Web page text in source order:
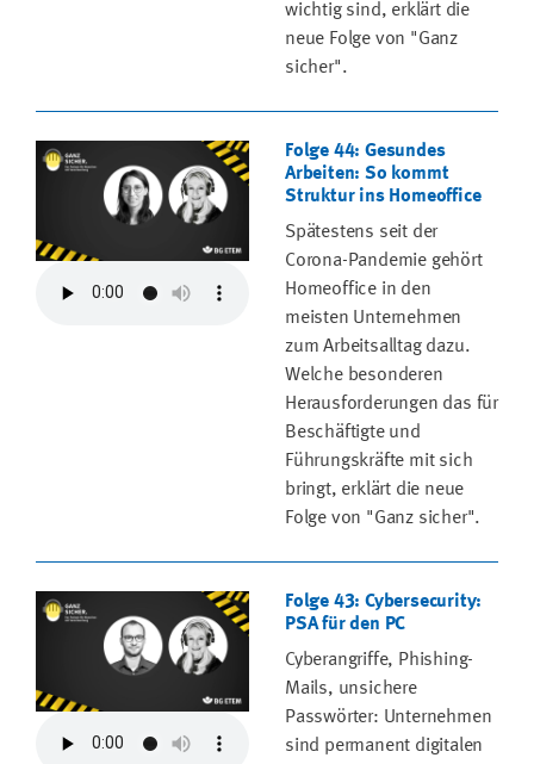
wichtig sind, erklärt die
neue Folge von "Ganz
sicher".
Folge 44: Gesundes
Arbeiten: So kommt
Struktur ins Homeoffice
Spätestens seit der
Corona-Pandemie gehört
Homeoffice in den
meisten Unternehmen
zum Arbeitsalltag dazu.
Welche besonderen
Herausforderungen das für
Beschäftigte und
Führungskräfte mit sich
bringt, erklärt die neue
Folge von "Ganz sicher".
Folge 43: Cybersecurity:
PSA für den PC
Cyberangriffe, Phishing-
Mails, unsichere
Passwörter: Unternehmen
sind permanent digitalen